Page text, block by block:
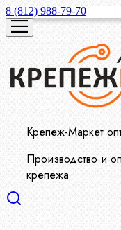
8 (812) 988-79-70
Крепеж-Маркет
Производство и
крепежа